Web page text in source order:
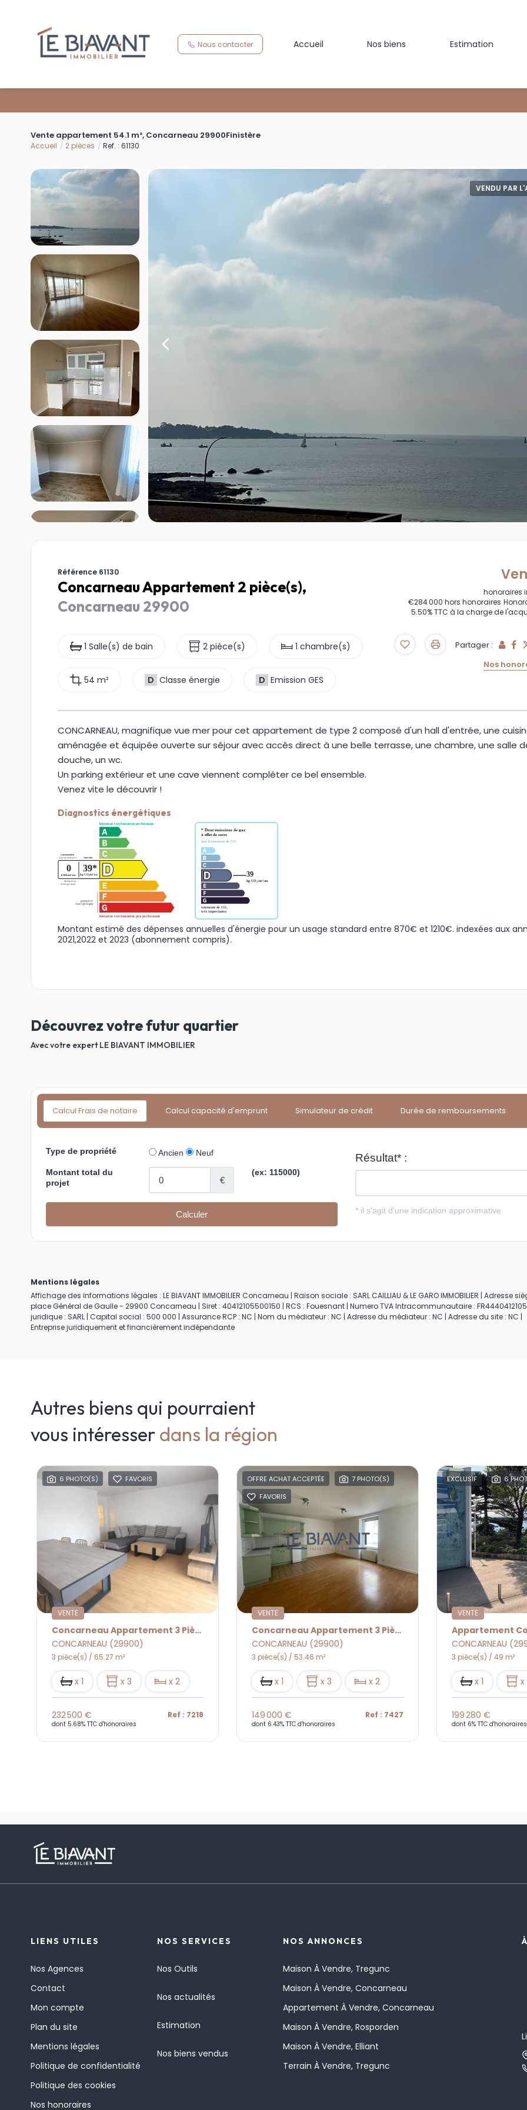
Nous contacter Accueil Nos biens Estimation
Vente appartement 54.1 m², Concarneau 29900Finistère
Accueil 2 pièces Ref. : 61130
VENDU PAR
Référence 61130
Concarneau Appartement 2 pièce(s),
Concarneau 29900
1 Salle(s) de bain 2 pièce(s) 1 chambre(s)
54 m² D Classe énergie D Emission GES
honoraires
€284 000 hors honoraires
5.50% TTC à la charge de
Partager :
Nos
CONCARNEAU, magnifique vue mer pour cet appartement de type 2 composé d'un hall d'entrée, une
aménagée et équipée ouverte sur séjour avec accès direct à une belle terrasse, une chambre, une salle
douche, un wc.
Un parking extérieur et une cave viennent compléter ce bel ensemble.
Venez vite le découvrir !
Diagnostics énergétiques
Montant estimé des dépenses annuelles d'énergie pour un usage standard entre 870€ et 1210€. indexées aux
2021,2022 et 2023 (abonnement compris).
Découvrez votre futur quartier
Avec votre expert LE BIAVANT IMMOBILIER
Calcul Frais de notaire Calcul capacité d'emprunt Simulateur de crédit Durée de remboursements
Mentions légales
Affichage des informations légales : LE BIAVANT IMMOBILIER Concarneau | Raison sociale : SARL CAILLIAU & LE GARO IMMOBILIER | Adresse
place Général de Gaulle - 29900 Concarneau | Siret : 40412105500150 | RCS : Fouesnant | Numero TVA Intracommunautaire :
juridique : SARL | Capital social : 500 000 | Assurance RCP : NC | Nom du médiateur : NC | Adresse du médiateur : NC | Adresse du site : NC |
Entreprise juridiquement et financièrement indépendante
Autres biens qui pourraient
vous intéresser dans la région
OFFRE ACHAT ACCEPTÉE
VENTE
Concarneau Appartement 3 Pièce(s)
CONCARNEAU (29900)
3 pièce(s) / 53.46 m²
x 1 x 3 x 2
149 000 €
dont 6.43% TTC d'honoraires
Ref : 7427
EXCLUSIF 6 PHOTO(S) FAVORIS
VENTE
Appartement Concarneau 3 Pièce(s) 50 M2
CONCARNEAU (29900)
3 pièce(s) / 49 m²
x 1 x 3 x 2
199 280 €
dont 6% TTC d'honoraires
Ref : 7737
4 PHOTO(S)
VENTE
CONCARNEAU
2 pièce(s) / 34.32 m²
x 1
149 000 €
dont 6.43% TTC
LIENS UTILES
Nos Agences
Contact
Mon compte
Plan du site
Mentions légales
Politique de confidentialité
Politique des cookies
Nos honoraires
NOS SERVICES
Nos Outils
Nos actualités
Estimation
Nos biens vendus
NOS ANNONCES
Maison À Vendre, Tregunc
Maison À Vendre, Concarneau
Appartement À Vendre, Concarneau
Maison À Vendre, Rosporden
Maison À Vendre, Elliant
Terrain À Vendre, Tregunc